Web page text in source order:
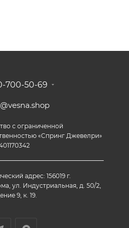
700-50-69
с ограниченной
«Спринг Джевелри»
адрес: 156019 г.
ул. Индустриальная, д. 50/2,
9, к. 19.